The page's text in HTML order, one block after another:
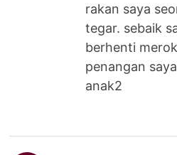
rakan saya
tegar. sebaik
berhenti
penangan
anak2